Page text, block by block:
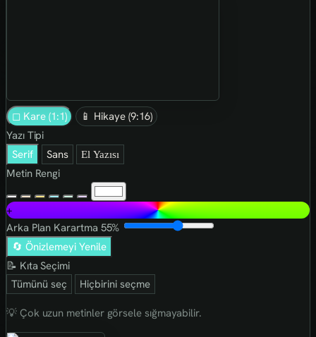
◻ Kare (1:1)
📱 Hikaye (9:16)
Yazı Tipi
Serif
Sans El Yazısı
Metin Rengi
+
Arka Plan Karartma 55%
🔄 Önizlemeyi Yenile
📝 Kıta Seçimi
Tümünü seç
Hiçbirini seçme
💡 Çok uzun metinler görsele sığmayabilir.